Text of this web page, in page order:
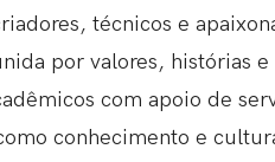
técnicos e
por valores, histórias
com apoio de
conhecimento e